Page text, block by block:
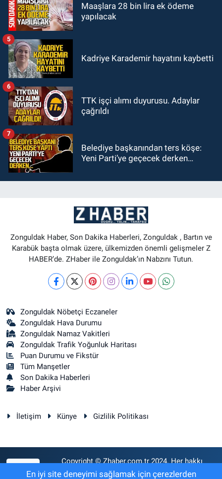
Maaşlara 28 bin lira ek ödeme
yapılacak
Kadriye Karademir hayatını kaybetti
5
TTK işçi alımı duyurusu. Adaylar
çağrıldı
6
Belediye başkanından ters köşe:
Yeni Parti’ye geçecek derken…
7
Zonguldak Haber, Son Dakika Haberleri, Zonguldak , Bartın ve
Karabük başta olmak üzere, ülkemizden önemli gelişmeler Z
HABER’de. ZHaber ile Zonguldak’ın Nabzını Tutun.
Zonguldak Nöbetçi Eczaneler
Zonguldak Hava Durumu
Zonguldak Namaz Vakitleri
Zonguldak Trafik Yoğunluk Haritası
Puan Durumu ve Fikstür
Tüm Manşetler
Son Dakika Haberleri
Haber Arşivi
İletişim Künye Gizlilik Politikası
Copyright © Zhaber.com.tr 2024. Her hakkı
saklıdır.
En iyi site deneyimi sağlamak için çerezlerden